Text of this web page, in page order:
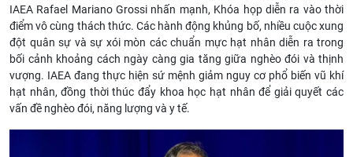
IAEA Rafael Mariano Grossi nhấn mạnh, Khóa họp diễn ra vào thời
điểm vô cùng thách thức. Các hành động khủng bố, nhiều cuộc xung
đột quân sự và sự xói mòn các chuẩn mực hạt nhân diễn ra trong
bối cảnh khoảng cách ngày càng gia tăng giữa nghèo đói và thịnh
vượng. IAEA đang thực hiện sứ mệnh giảm nguy cơ phổ biến vũ khí
hạt nhân, đồng thời thúc đẩy khoa học hạt nhân để giải quyết các
vấn đề nghèo đói, năng lượng và y tế.